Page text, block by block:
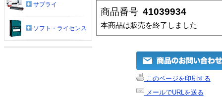
商品番号 41039934
本商品は販売を終了しました
このページを印刷する
メールでURLを送る
サプライ
ソフト・ライセンス